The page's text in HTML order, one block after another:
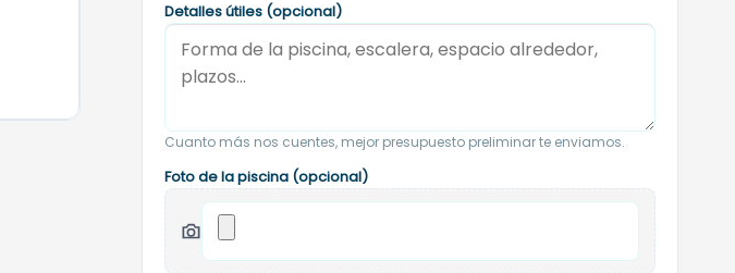
Detalles útiles (opcional)
Cuanto más nos cuentes, mejor presupuesto preliminar te enviamos.
Foto de la piscina (opcional)